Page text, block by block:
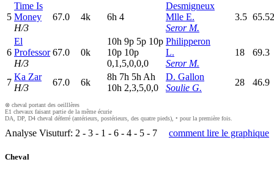
5
Time Is
Money
H/3
67.0 4k 6h 4
Desmigneux
Mlle E.
Seror M.
3.5 65.52
6
El
Professor
H/3
67.0 0k
10h 9p 5p 10p
10p 10p
0,1,5,0,0,0
Philipperon
L.
Seror M.
18 69.3
7
Ka Zar
H/3
67.0 6k
8h 7h 5h Ah
10h 2,3,5,0,0
D. Gallon
Soulie G.
28 46.9
⊗ cheval portant des oeilllères
E1 chevaux faisant partie de la même écurie
DA, DP, D4 cheval déferré (antérieurs, postérieurs, des quatre pieds), • pour la première fois.
Analyse Visuturf: 2 - 3 - 1 - 6 - 4 - 5 - 7 comment lire le graphique
Cheval